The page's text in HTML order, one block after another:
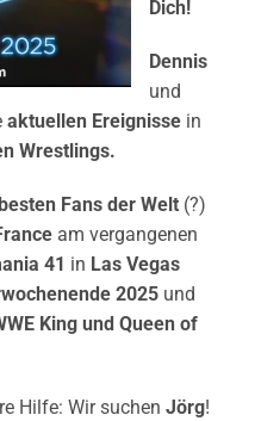
Dich!
Dennis
und
aktuellen Ereignisse in
Wrestlings.
Fans der Welt(?)
am vergangenen
41 in Las Vegas
2025und
King und Queen of
Hilfe: Wir suchen Jörg!